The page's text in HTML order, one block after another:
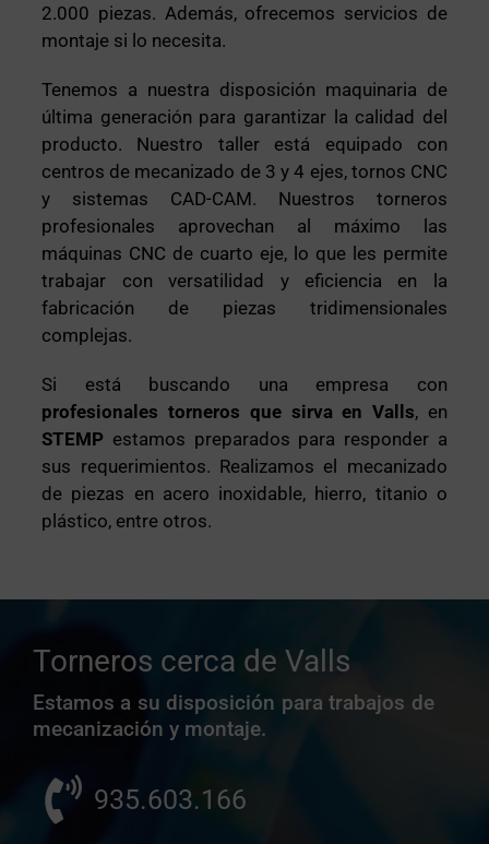
2.000 piezas. Además, ofrecemos servicios de
montaje si lo necesita.
Tenemos a nuestra disposición maquinaria de
última generación para garantizar la calidad del
producto. Nuestro taller está equipado con
centros de mecanizado de 3 y 4 ejes, tornos CNC
y sistemas CAD-CAM. Nuestros torneros
profesionales aprovechan al máximo las
máquinas CNC de cuarto eje, lo que les permite
trabajar con versatilidad y eficiencia en la
fabricación de piezas tridimensionales
complejas.
Si está buscando una empresa con
profesionales torneros que sirva en Valls, en
STEMP estamos preparados para responder a
sus requerimientos. Realizamos el mecanizado
de piezas en acero inoxidable, hierro, titanio o
plástico, entre otros.
Torneros cerca de Valls
Estamos a su disposición para trabajos de
mecanización y montaje.
935.603.166